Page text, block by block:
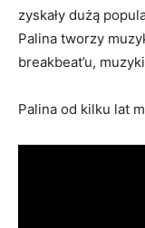
zyskały dużą
Palina tworzy
breakbeat’u,
Palina od kilku lat